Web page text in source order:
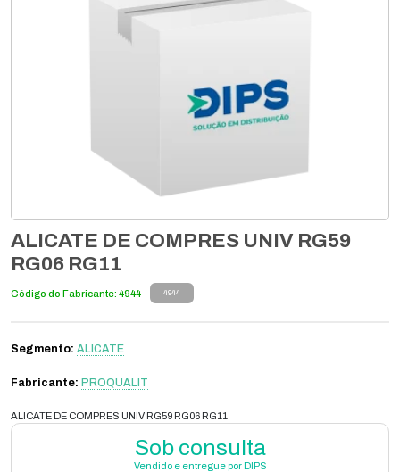
ALICATE DE COMPRES UNIV RG59
RG06 RG11
Código do Fabricante: 4944 4944
Segmento: ALICATE
Fabricante: PROQUALIT
ALICATE DE COMPRES UNIV RG59 RG06 RG11
Sob consulta
Vendido e entregue por DIPS